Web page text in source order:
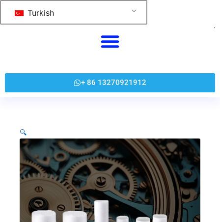
Turkish
+ 86 13270921912
🔍